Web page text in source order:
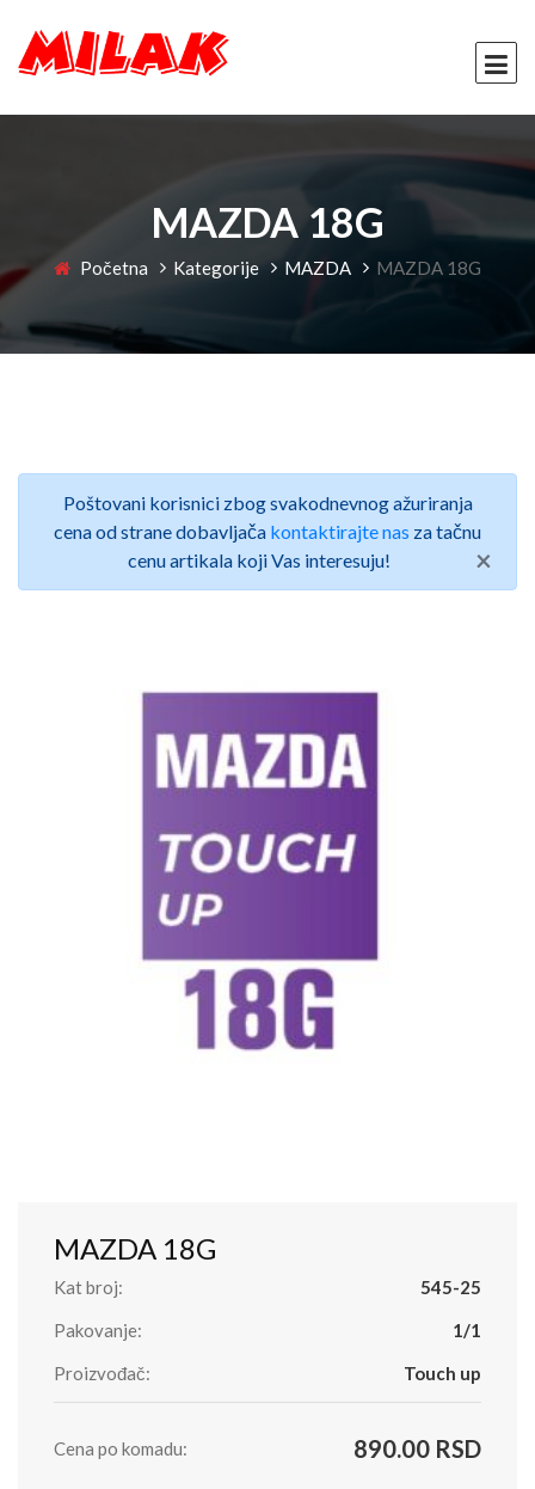
MAZDA 18G
Početna Kategorije MAZDA MAZDA 18G
Poštovani korisnici zbog svakodnevnog ažuriranja
cena od strane dobavljača kontaktirajte nas za tačnu
cenu artikala koji Vas interesuju!
×
MAZDA 18G
Kat broj:
545-25
Pakovanje:
1/1
Proizvođač:
Touch up
Cena po komadu: 890.00 RSD